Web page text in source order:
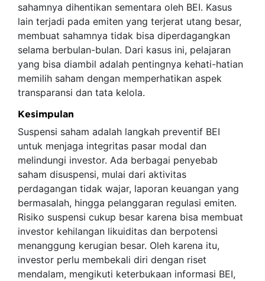
sahamnya dihentikan sementara oleh BEI. Kasus
lain terjadi pada emiten yang terjerat utang besar,
membuat sahamnya tidak bisa diperdagangkan
selama berbulan-bulan. Dari kasus ini, pelajaran
yang bisa diambil adalah pentingnya kehati-hatian
memilih saham dengan memperhatikan aspek
transparansi dan tata kelola.
Kesimpulan
Suspensi saham adalah langkah preventif BEI
untuk menjaga integritas pasar modal dan
melindungi investor. Ada berbagai penyebab
saham disuspensi, mulai dari aktivitas
perdagangan tidak wajar, laporan keuangan yang
bermasalah, hingga pelanggaran regulasi emiten.
Risiko suspensi cukup besar karena bisa membuat
investor kehilangan likuiditas dan berpotensi
menanggung kerugian besar. Oleh karena itu,
investor perlu membekali diri dengan riset
mendalam, mengikuti keterbukaan informasi BEI,